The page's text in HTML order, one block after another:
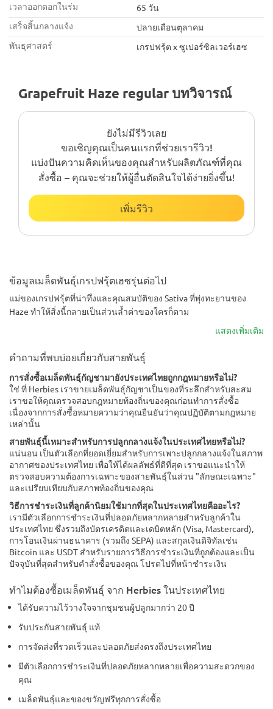
เวลาออกดอกในร่ม
65 วัน
เสร็จสิ้นกลางแจ้ง
ปลายเดือนตุลาคม
พันธุศาสตร์
เกรปฟรุ้ต x ซูเปอร์ซิลเวอร์เฮซ
Grapefruit Haze regular บทวิจารณ์
ยังไม่มีรีวิวเลย
ขอเชิญคุณเป็นคนแรกที่ช่วยเรารีวิว!
แบ่งปันความคิดเห็นของคุณสำหรับผลิตภัณฑ์ที่คุณ
สั่งซื้อ – คุณจะช่วยให้ผู้อื่นตัดสินใจได้ง่ายยิ่งขึ้น!
เพิ่มรีวิว
ข้อมูลเมล็ดพันธุ์เกรปฟรุ้ตเฮซรุ่นต่อไป
แม่ของเกรปฟรุ้ตที่น่าทึ่งและคุณสมบัติของ Sativa ที่พุ่งทะยานของ
Haze ทำให้สิ่งนี้กลายเป็นส่วนล้ำค่าของใครก็ตาม
แสดงเพิ่มเติม
คำถามที่พบบ่อยเกี่ยวกับสายพันธุ์
การสั่งซื้อเมล็ดพันธุ์กัญชามายังประเทศไทยถูกกฎหมายหรือไม่?
ใช่ ที่ Herbies เราขายเมล็ดพันธุ์กัญชาเป็นของที่ระลึกสำหรับสะสม
เราขอให้คุณตรวจสอบกฎหมายท้องถิ่นของคุณก่อนทำการสั่งซื้อ
เนื่องจากการสั่งซื้อหมายความว่าคุณยืนยันว่าคุณปฏิบัติตามกฎหมาย
เหล่านั้น
สายพันธุ์นี้เหมาะสำหรับการปลูกกลางแจ้งในประเทศไทยหรือไม่?
แน่นอน เป็นตัวเลือกที่ยอดเยี่ยมสำหรับการเพาะปลูกกลางแจ้งในสภาพ
อากาศของประเทศไทย เพื่อให้ได้ผลลัพธ์ที่ดีที่สุด เราขอแนะนำให้
ตรวจสอบความต้องการเฉพาะของสายพันธุ์ในส่วน "ลักษณะเฉพาะ"
และเปรียบเทียบกับสภาพท้องถิ่นของคุณ
วิธีการชำระเงินที่ลูกค้านิยมใช้มากที่สุดในประเทศไทยคืออะไร?
เรามีตัวเลือกการชำระเงินที่ปลอดภัยหลากหลายสำหรับลูกค้าใน
ประเทศไทย ซึ่งรวมถึงบัตรเครดิตและเดบิตหลัก (Visa, Mastercard),
การโอนเงินผ่านธนาคาร (รวมถึง SEPA) และสกุลเงินดิจิทัลเช่น
Bitcoin และ USDT สำหรับรายการวิธีการชำระเงินที่ถูกต้องและเป็น
ปัจจุบันที่สุดสำหรับคำสั่งซื้อของคุณ โปรดไปที่หน้าชำระเงิน
ทำไมต้องซื้อเมล็ดพันธุ์ จาก Herbies ในประเทศไทย
ได้รับความไว้วางใจจากชุมชนผู้ปลูกมากว่า 20 ปี
รับประกันสายพันธุ์ แท้
การจัดส่งที่รวดเร็วและปลอดภัยส่งตรงถึงประเทศไทย
มีตัวเลือกการชำระเงินที่ปลอดภัยหลากหลายเพื่อความสะดวกของ
คุณ
เมล็ดพันธุ์และของขวัญฟรีทุกการสั่งซื้อ